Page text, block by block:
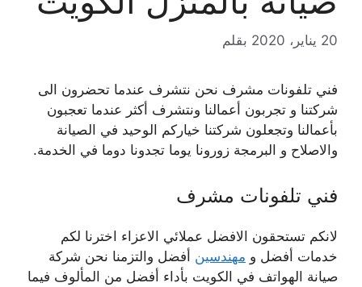
20 يناير، 2020 بقلم
فني تلفونات مشرف نحن نتشرف عندما تحضرون الى
شركتنا و تجربون أعمالنا ونتشرف أكثر عندما تعجبون
بأعمالنا وتجعلون شركتنا خياركم الوحيد في الصيانة
والاصلاح و البرمجة زورونا يوما تجدونا دوما في الخدمة.
فني تلفونات مشرف
لانكم تستحقون الافضل عملائي الاعزاء اخترنا لكم
خدمات أفضل و مهندسين أفضل والتزمنا نحن شركة
صيانة الهواتف في الكويت بأداء أفضل من المألوف فيما